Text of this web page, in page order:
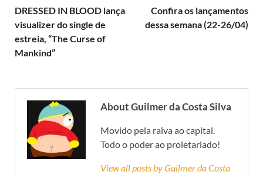
DRESSED IN BLOOD lança
visualizer do single de
estreia, “The Curse of
Mankind”
Confira os lançamentos
dessa semana (22-26/04)
About Guilmer da Costa Silva
Movido pela raiva ao capital.
Todo o poder ao proletariado!
View all posts by Guilmer da Costa